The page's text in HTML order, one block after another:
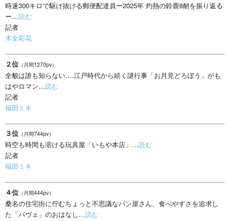
時速300キロで駆け抜ける郵便配達員ー2025年 灼熱の鈴鹿8耐を振り返る
ー…読む
記者
木全彩花
２位 （月間1270pv）
全貌は誰も知らない….江戸時代から続く謎行事「お月見どろぼう」がも
はやロマン…読む
記者
福田ミキ
３位 （月間744pv）
時空も時間も溶ける玩具屋「いもや本店」…読む
記者
福田ミキ
４位 （月間444pv）
桑名の住宅街に佇むちょっと不思議なパン屋さん、食べやすさを追求し
た「パヴェ」のおはなし…読む